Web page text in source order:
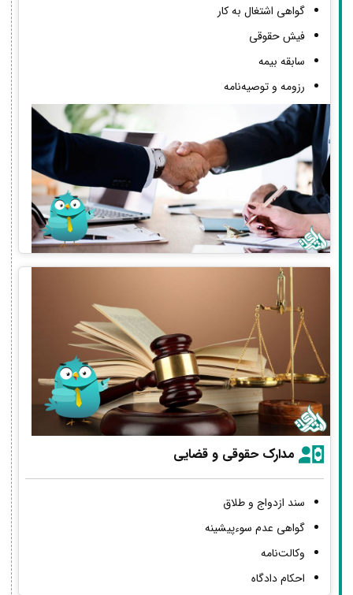
گواهی اشتغال به کار
فیش حقوقی
سابقه بیمه
رزومه و توصیه‌نامه
مدارک حقوقی و قضایی
سند ازدواج و طلاق
گواهی عدم سوءپیشینه
وکالت‌نامه
احکام دادگاه